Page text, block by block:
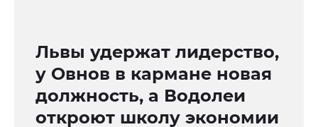
Львы удержат лидерство,
у Овнов в кармане новая
должность, а Водолеи
откроют школу экономии